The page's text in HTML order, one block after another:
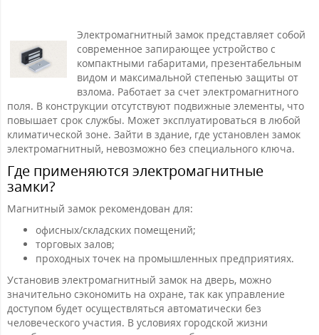
Электромагнитный замок представляет собой
современное запирающее устройство с
компактными габаритами, презентабельным
видом и максимальной степенью защиты от
взлома. Работает за счет электромагнитного
поля. В конструкции отсутствуют подвижные элементы, что
повышает срок службы. Может эксплуатироваться в любой
климатической зоне. Зайти в здание, где установлен замок
электромагнитный, невозможно без специального ключа.
Где применяются электромагнитные
замки?
Магнитный замок рекомендован для:
офисных/складских помещений;
торговых залов;
проходных точек на промышленных предприятиях.
Установив электромагнитный замок на дверь, можно
значительно сэкономить на охране, так как управление
доступом будет осуществляться автоматически без
человеческого участия. В условиях городской жизни